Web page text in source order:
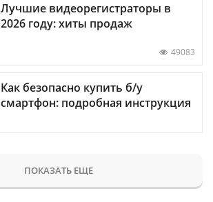
Лучшие видеорегистраторы в
2026 году: хиты продаж
49083
Как безопасно купить б/у
смартфон: подробная инструкция
ПОКАЗАТЬ ЕЩЕ